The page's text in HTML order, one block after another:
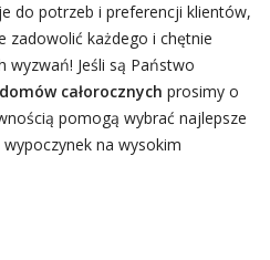
do potrzeb i preferencji klientów,
zadowolić każdego i chętnie
wyzwań! Jeśli są Państwo
domów całorocznych prosimy o
pomogą wybrać najlepsze
na wysokim